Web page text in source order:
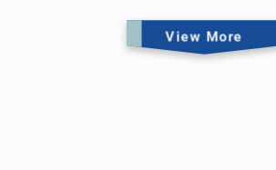
View More